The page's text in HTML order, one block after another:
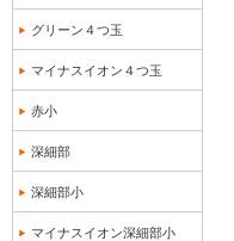
グリーン４つ玉
マイナスイオン４つ玉
赤小
深細部
深細部小
マイナスイオン深細部小